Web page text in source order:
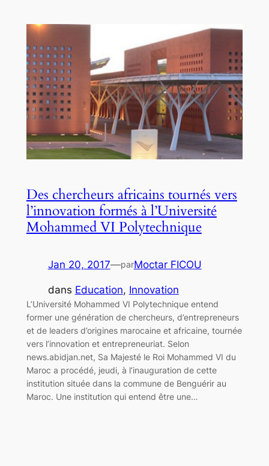
Des chercheurs africains tournés vers
l’innovation formés à l’Université
Mohammed VI Polytechnique
Jan 20, 2017—parMoctar FICOU
dans Education, Innovation
L’Université Mohammed VI Polytechnique entend
former une génération de chercheurs, d’entrepreneurs
et de leaders d’origines marocaine et africaine, tournée
vers l’innovation et entrepreneuriat. Selon
news.abidjan.net, Sa Majesté le Roi Mohammed VI du
Maroc a procédé, jeudi, à l’inauguration de cette
institution située dans la commune de Benguérir au
Maroc. Une institution qui entend être une…